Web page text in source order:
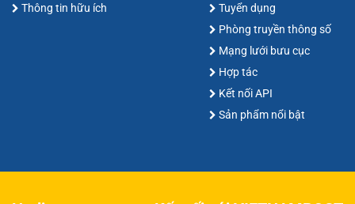
Thông tin hữu ích
Tuyển dụng
Phòng truyền thông số
Mạng lưới bưu cục
Hợp tác
Kết nối API
Sản phẩm nổi bật